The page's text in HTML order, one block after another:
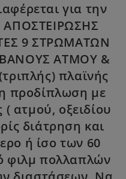
για την
9 ΣΤΡΩΜΑΤΩΝ
ΑΤΜΟΥ &
πλαϊνής
προδίπλωση με
( ατμού, οξειδίου
διάτρηση και
ή ίσο των 60
φιλμ πολλαπλών